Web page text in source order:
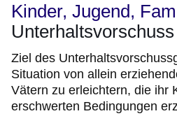
Kinder, Jugend,
Unterhaltsvorschuss
Ziel des
Situation von allein
Vätern zu erleichtern, die ihr
erschwerten Bedingungen